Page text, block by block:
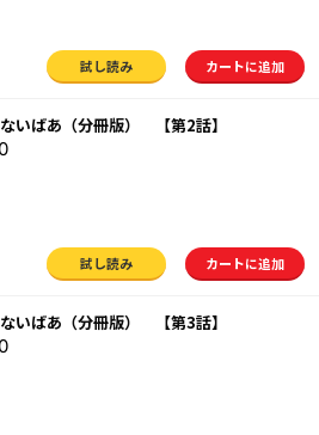
試し読み カートに追加
いばあ（分冊版） 【第2話】
試し読み カートに追加
いばあ（分冊版） 【第3話】